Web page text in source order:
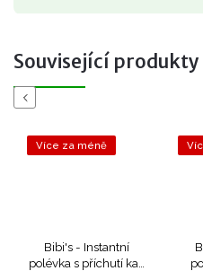
Související produkty
Previous
Více za méně
Bibi's - Instantní
polévka s příchutí kari